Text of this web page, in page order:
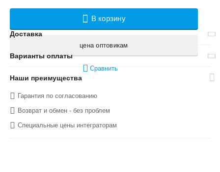
В корзину
цена оптовикам
Сравнить
Доставка
Варианты оплаты
Наши преимущества
Гарантия по согласованию
Возврат и обмен - без проблем
Специальные цены интеграторам